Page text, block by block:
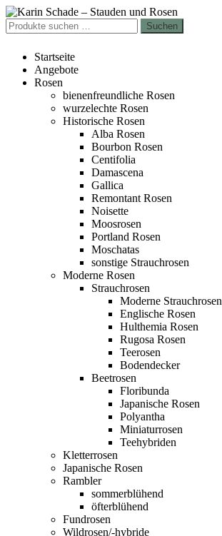
Zur
Navigation
springen
Zum
Inhalt
springen
Suchen
nach:
Suchen
Startseite
Angebote
Rosen
bienenfreundliche Rosen
wurzelechte Rosen
Historische Rosen
Alba Rosen
Bourbon Rosen
Centifolia
Damascena
Gallica
Remontant Rosen
Noisette
Moosrosen
Portland Rosen
Moschatas
sonstige Strauchrosen
Moderne Rosen
Strauchrosen
Moderne Strauchrosen
Englische Rosen
Hulthemia Rosen
Rugosa Rosen
Teerosen
Bodendecker
Beetrosen
Floribunda
Japanische Rosen
Polyantha
Miniaturrosen
Teehybriden
Kletterrosen
Japanische Rosen
Rambler
sommerblühend
öfterblühend
Fundrosen
Wildrosen/-hybride